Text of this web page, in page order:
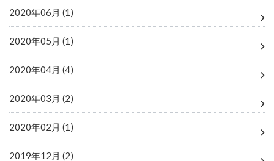
2020年06月 (1)
2020年05月 (1)
2020年04月 (4)
2020年03月 (2)
2020年02月 (1)
2019年12月 (2)